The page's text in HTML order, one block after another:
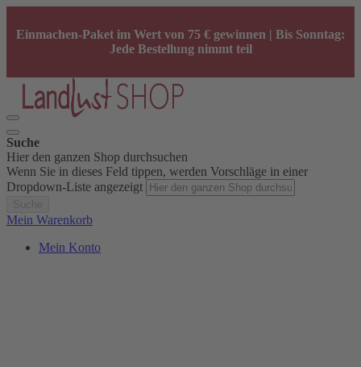
Einmachen-Paket im Wert von 75 € gewinnen | Bis Sonntag:
Jede Bestellung nimmt teil
Suche
Hier den ganzen Shop durchsuchen
Wenn Sie in dieses Feld tippen, werden Vorschläge in einer
Dropdown-Liste angezeigt
Mein Warenkorb
Mein Konto